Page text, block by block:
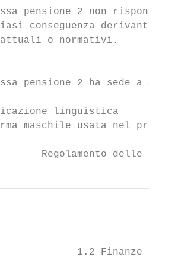
pensione 2 non risponde
conseguenza derivante
o normativi.
pensione 2 ha sede a
linguistica
maschile usata nel
Regolamento delle
1.2 Finanze